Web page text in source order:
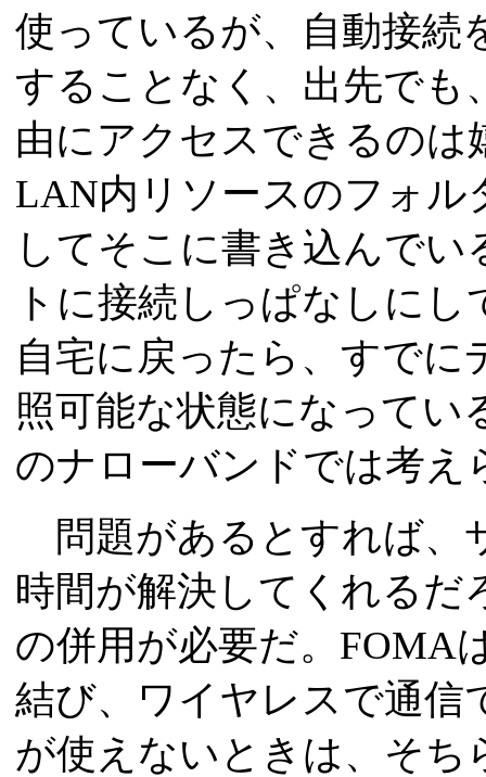
使っているが、自動接続
することなく、出先でも
由にアクセスできるの
LAN内リソースのフォル
してそこに書き込んで
トに接続しっぱなしに
自宅に戻ったら、すでに
照可能な状態になってい
のナローバンドでは考え
問題があるとすれば、
時間が解決してくれるだ
の併用が必要だ。FOMA
結び、ワイヤレスで通信
が使えないときは、そち